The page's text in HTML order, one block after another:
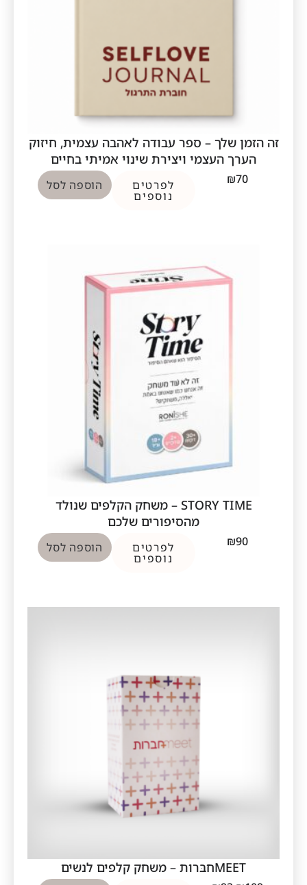
זה הזמן שלך – ספר עבודה לאהבה עצמית, חיזוק
הערך העצמי ויצירת שינוי אמיתי בחיים
₪70 לפרטים
נוספים
הוספה לסל
STORY TIME – משחק הקלפים שנולד
מהסיפורים שלכם
₪90 לפרטים
נוספים
הוספה לסל
MEETחבּרות – משחק קלפים לנשים